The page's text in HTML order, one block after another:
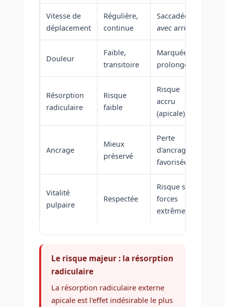
Vitesse de
déplacement
Régulière,
continue
Saccadée,
avec arrêts
Douleur
Faible,
transitoire
Marquée,
prolongée
Résorption
radiculaire
Risque
faible
Risque
accru
(apicale)
Ancrage
Mieux
préservé
Perte
d'ancrage
favorisée
Vitalité
pulpaire
Respectée
Risque sur
forces
extrêmes
Le risque majeur : la résorption
radiculaire
La résorption radiculaire externe
apicale est l'effet indésirable le plus